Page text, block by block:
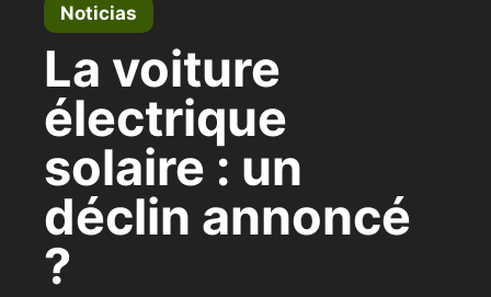
Noticias
La voiture
électrique
solaire : un
déclin annoncé
?